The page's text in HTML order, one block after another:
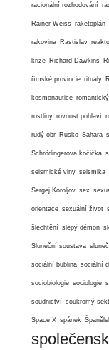
racionální rozhodování
Rainer Weiss raketoplán
rakovina Rastislav
krize Richard Dawkins
římské provincie rituály
kosmonautice
rostliny rovnost pohlaví
rudý obr Rusko Sahara
Schrödingerova kočička
seismické vlny seismika
Sergej Koroljov sex
orientace sexuální život
šlechtění slepý démon
Sluneční soustava
sociální bublina sociální
sociobiologie sociologie
soudnictví soukromý
Space X spánek